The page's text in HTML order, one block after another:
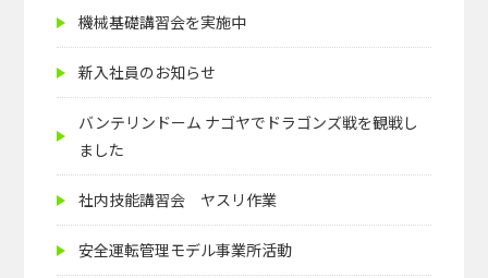
シ
ョ
ン
機械基礎講習会を実施中
新入社員のお知らせ
バンテリンドーム ナゴヤでドラゴンズ戦を観戦し
ました
社内技能講習会 ヤスリ作業
安全運転管理モデル事業所活動